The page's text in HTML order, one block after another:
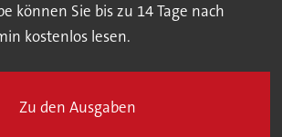
können Sie bis zu 14 Tage nach
kostenlos lesen.
Zu den Ausgaben